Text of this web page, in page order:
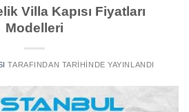
Villa Kapısı Fiyatları
Modelleri
TARAFINDAN TARIHINDE YAYINLANDI